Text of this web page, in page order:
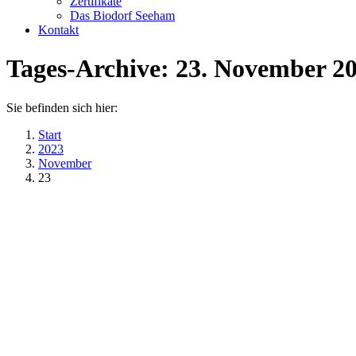
Das Biodorf Seeham
Kontakt
Tages-Archive: 23. November
Sie befinden sich hier:
Start
2023
November
23